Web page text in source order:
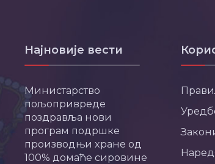
Најновије вести
Министарство
пољопривреде
поздравља нови
програм подршке
производњи хране од
100% домаће сировине